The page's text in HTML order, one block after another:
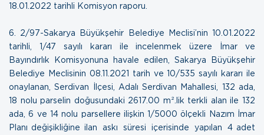
18.01.2022 tarihli Komisyon raporu.
6.
2/97-Sakarya Büyükşehir Belediye Meclisi’nin 10.01.2022
tarihli, 1/47 sayılı kararı ile incelenmek üzere İmar ve
Bayındırlık Komisyonuna havale edilen, Sakarya Büyükşehir
Belediye Meclisinin 08.11.2021 tarih ve 10/535 sayılı kararı ile
onaylanan, Serdivan İlçesi, Adalı Serdivan Mahallesi, 132 ada,
18 nolu parselin doğusundaki 2617.00 m².lik terkli alan ile 132
ada, 6 ve 14 nolu parsellere ilişkin 1/5000 ölçekli Nazım İmar
Planı değişikliğine ilan askı süresi içerisinde yapılan 4 adet